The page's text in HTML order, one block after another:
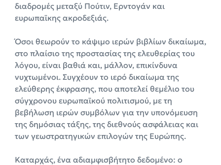
διαδρομές μεταξύ Πούτιν, Ερντογάν και
ευρωπαϊκης ακροδεξιάς.
Όσοι θεωρούν το κάψιμο ιερών βιβλίων δικαίωμα,
στο πλαίσιο της προστασίας της ελευθερίας του
λόγου, είναι βαθιά και, μάλλον, επικίνδυνα
νυχτωμένοι. Συγχέουν το ιερό δικαίωμα της
ελεύθερης έκφρασης, που αποτελεί θεμέλιο του
σύγχρονου ευρωπαϊκού πολιτισμού, με τη
βεβήλωση ιερών συμβόλων για την υπονόμευση
της δημόσιας τάξης, της διεθνούς ασφάλειας και
των γεωστρατηγικών επιλογών της Ευρώπης.
Καταρχάς, ένα αδιαμφισβήτητο δεδομένο: ο